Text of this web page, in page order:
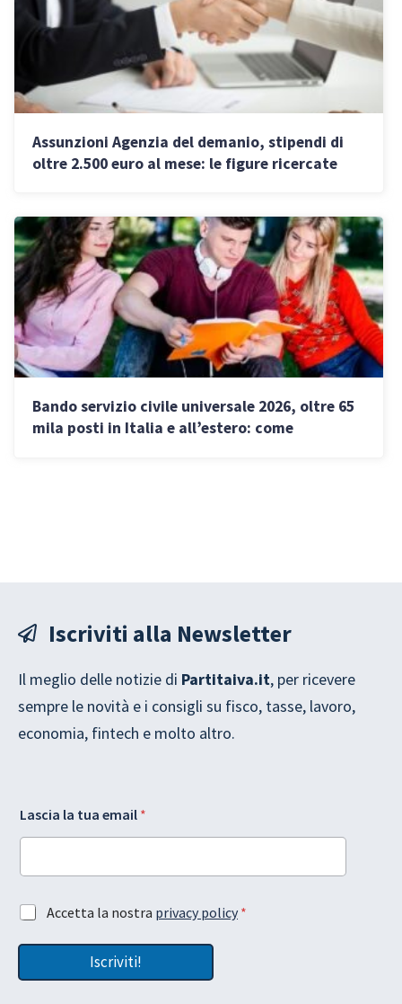
Assunzioni Agenzia del demanio, stipendi di
oltre 2.500 euro al mese: le figure ricercate
Bando servizio civile universale 2026, oltre 65
mila posti in Italia e all’estero: come
Iscriviti alla Newsletter
Il meglio delle notizie di Partitaiva.it, per ricevere
sempre le novità e i consigli su fisco, tasse, lavoro,
economia, fintech e molto altro.
u
a
c
c
D
P
*
Lascia la tua email *
A
c
t
Accetta la nostra privacy policy *
Iscriviti!